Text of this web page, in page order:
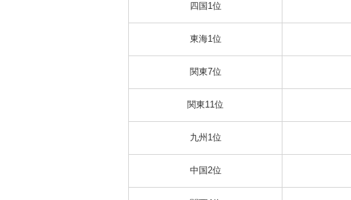
四国1位
東海1位
関東7位
関東11位
九州1位
中国2位